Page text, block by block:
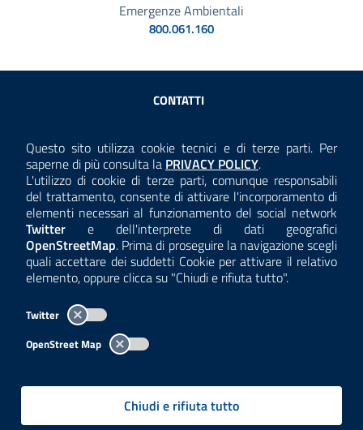
Questo sito utilizza cookie tecnici e di terze parti. Per
saperne di più consulta la Consulta la
PRIVACY POLICY.
L'utilizzo di cookie di terze parti, comunque responsabili
del trattamento, consente di attivare l'incorporamento di
elementi necessari al funzionamento del social network
Twitter e dell'interprete di dati geografici
OpenStreetMap. Prima di proseguire la navigazione scegli
quali accettare dei suddetti Cookie per attivare il relativo
elemento, oppure clicca su "Chiudi e rifiuta tutto".
Twitter
OpenStreet Map
Chiudi e rifiuta tutto
Emergenze Ambientali
800.061.160
Sezione Link Utili
CONTATTI
ANTICORRUZIONE
ACCESSIBILITÀ
COOKIE E PRIVACY
TEMI A-Z
Per l'utilizzo del logo e dei dati fare riferimento al regolamento
consultabile aquesta pagina